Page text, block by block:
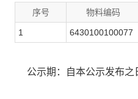
序号 物料编码
1 6430100100077
公示期：自本公示发布之